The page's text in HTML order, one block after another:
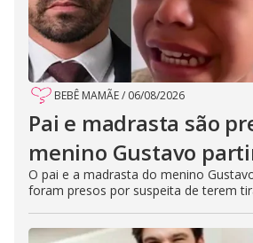
BEBÊ MAMÃE/ 06/08/2026
Pai e madrasta são
menino Gustavo
O pai e a madrasta do menino
foram presos por suspeita de terem